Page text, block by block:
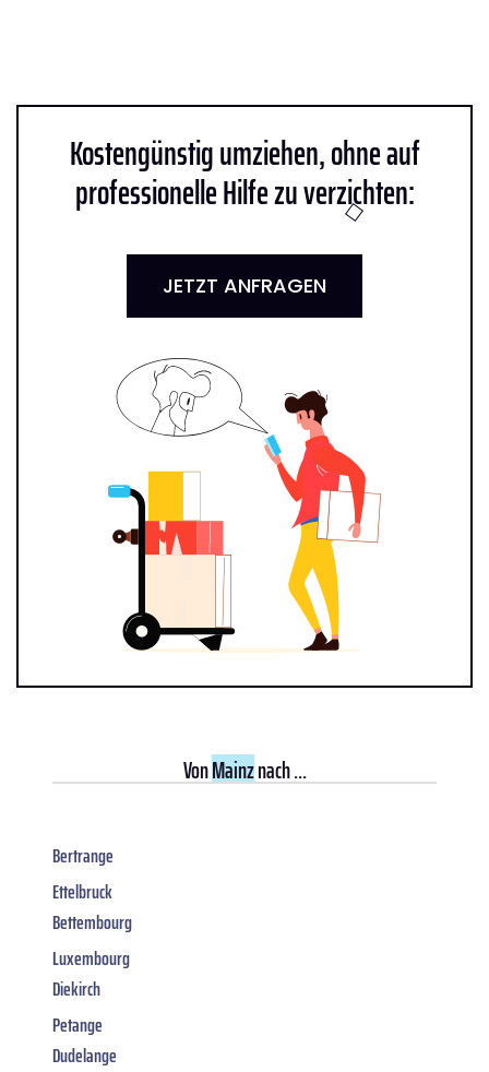
Kostengünstig umziehen, ohne auf
professionelle Hilfe zu verzichten:
JETZT ANFRAGEN
VonMainznach ...
Bertrange
Ettelbruck
Bettembourg
Luxembourg
Diekirch
Petange
Dudelange